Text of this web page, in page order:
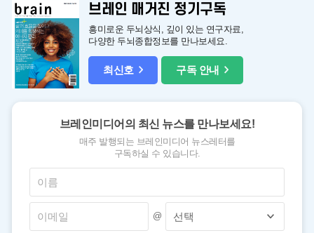
브레인 매거진 정기구독
흥미로운 두뇌상식, 깊이 있는 연구자료,
다양한 두뇌종합정보를 만나보세요.
최신호 구독 안내
브레인미디어의 최신 뉴스를 만나보세요!
매주 발행되는 브레인미디어 뉴스레터를
구독하실 수 있습니다.
@